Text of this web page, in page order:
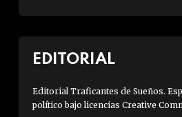
EDITORIAL
Editorial Traficantes de Sueños.
político bajo licencias Creative